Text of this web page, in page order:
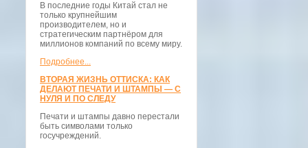
В последние годы Китай стал не
только крупнейшим
производителем, но и
стратегическим партнёром для
миллионов компаний по всему миру.
Подробнее...
ВТОРАЯ ЖИЗНЬ ОТТИСКА: КАК
ДЕЛАЮТ ПЕЧАТИ И ШТАМПЫ — С
НУЛЯ И ПО СЛЕДУ
Печати и штампы давно перестали
быть символами только
госучреждений.